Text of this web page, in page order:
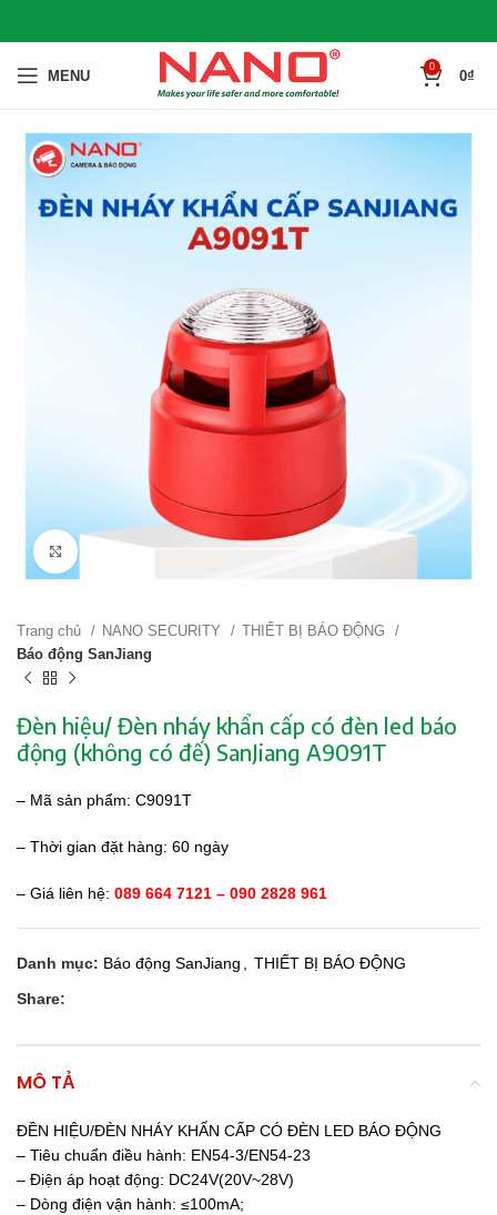
MENU
0
0₫
Click to enlarge
Trang chủ NANO SECURITY
THIẾT BỊ BÁO ĐỘNG
Báo động SanJiang
Đèn hiệu/ Đèn nháy khẩn cấp có đèn led báo
động (không có đế) SanJiang A9091T
– Mã sản phẩm: C9091T
– Thời gian đặt hàng: 60 ngày
– Giá liên hệ: 089 664 7121 – 090 2828 961
Danh mục: Báo động SanJiang
THIẾT BỊ BÁO ĐỘNG
Share:
MÔ TẢ
ĐỀN HIỆU/ĐÈN NHÁY KHẨN CẤP CÓ ĐÈN LED BÁO ĐỘNG
– Tiêu chuẩn điều hành: EN54-3/EN54-23
– Điện áp hoạt động: DC24V(20V~28V)
– Dòng điện vận hành: ≤100mA;